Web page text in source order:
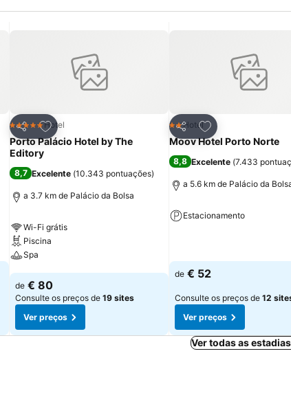
Partilhar
Adicionar aos favoritos
5 EstrelasHotel
Porto Palácio Hotel by The
Editory
8,7 Excelente (10.343 pontuações)
a 3.7 km de Palácio da Bolsa
Wi-Fi grátis
Piscina
Spa
Ver preços
de € 80
Consulte os preços de 19 sites
Ver preços
Partilhar
Adicionar aos
2 Estrelas
Hotel
Moov Hotel Porto Norte
8,8 Excelente (7.433
a 5.6 km de Palácio da
Estacionamento
de € 52
Consulte os preços de 12
Ver preços
Ver todas as